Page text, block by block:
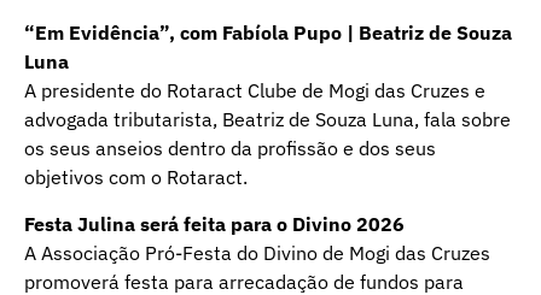
“Em Evidência”, com Fabíola Pupo | Beatriz de Souza
Luna
A presidente do Rotaract Clube de Mogi das Cruzes e
advogada tributarista, Beatriz de Souza Luna, fala sobre
os seus anseios dentro da profissão e dos seus
objetivos com o Rotaract.
Festa Julina será feita para o Divino 2026
A Associação Pró-Festa do Divino de Mogi das Cruzes
promoverá festa para arrecadação de fundos para